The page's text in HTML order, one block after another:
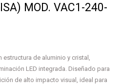
MOD. VAC1-240-
de aluminio y cristal,
LED integrada. Diseñado para
de alto impacto visual, ideal para